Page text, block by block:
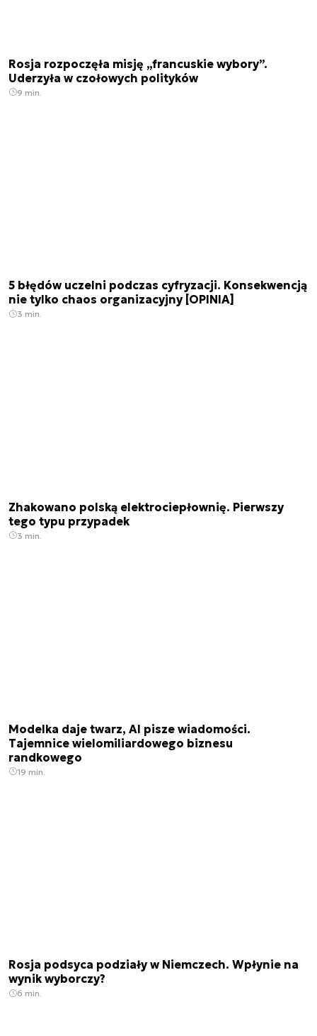
Rosja rozpoczęła misję „francuskie wybory”.
Uderzyła w czołowych polityków
9 min.
5 błędów uczelni podczas cyfryzacji. Konsekwencją
nie tylko chaos organizacyjny [OPINIA]
3 min.
Zhakowano polską elektrociepłownię. Pierwszy
tego typu przypadek
3 min.
Modelka daje twarz, AI pisze wiadomości.
Tajemnice wielomiliardowego biznesu
randkowego
19 min.
Rosja podsyca podziały w Niemczech. Wpłynie na
wynik wyborczy?
6 min.